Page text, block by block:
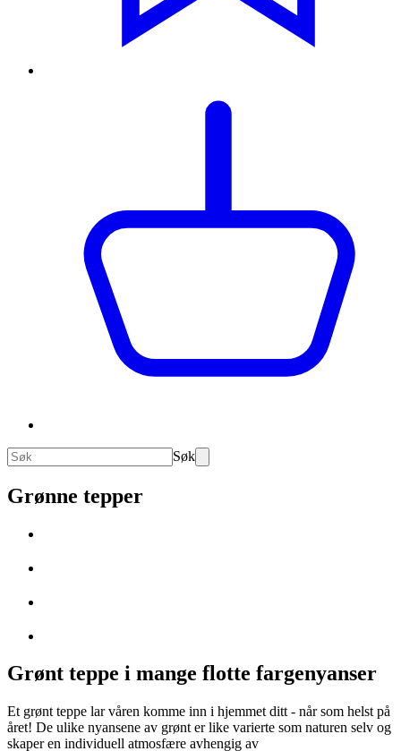
Søk
Grønne tepper
Grønt teppe i mange flotte fargenyanser
Et grønt teppe lar våren komme inn i hjemmet ditt - når som helst på
året! De ulike nyansene av grønt er like varierte som naturen selv og
skaper en individuell atmosfære avhengig av